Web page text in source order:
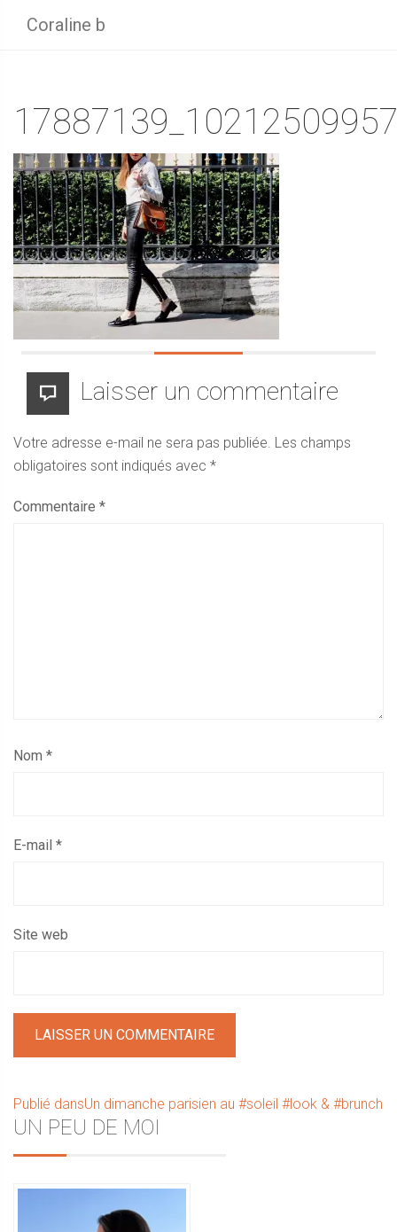
Coraline b
Laisser un commentaire
Votre adresse e-mail ne sera pas publiée. Les champs
obligatoires sont indiqués avec *
Commentaire *
Nom *
E-mail *
Site web
Navigation
de
Publié dansUn dimanche parisien au #soleil #look & #brunch
Sidebar
UN PEU DE MOI